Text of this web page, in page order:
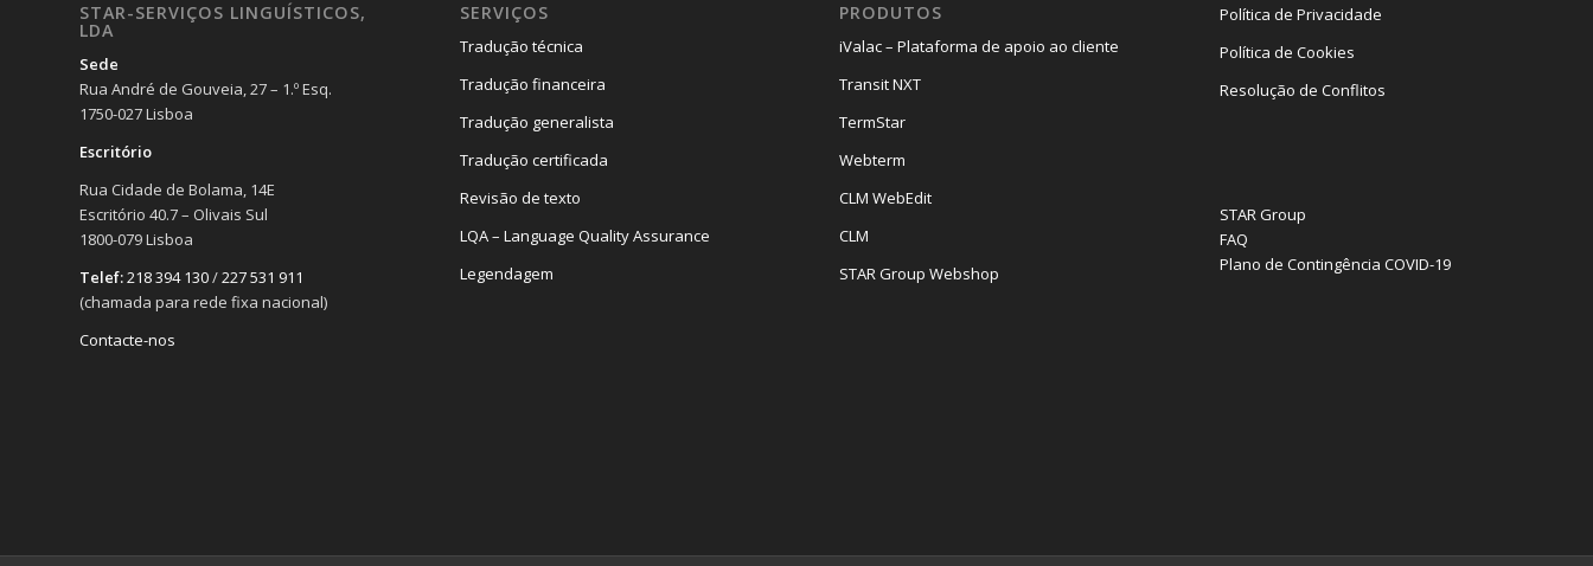
STAR-SERVIÇOS LINGUÍSTICOS,
LDA
Sede
Rua André de Gouveia, 27 – 1.º Esq.
1750-027 Lisboa
Escritório
Rua Cidade de Bolama, 14E
Escritório 40.7 – Olivais Sul
1800-079 Lisboa
Telef:218 394 130/227 531 911
(chamada para rede fixa nacional)
Contacte-nos
SERVIÇOS
Tradução técnica
Tradução financeira
Tradução generalista
Tradução certificada
Revisão de texto
LQA – Language Quality Assurance
Legendagem
PRODUTOS
iValac – Plataforma de apoio ao cliente
Transit NXT
TermStar
Webterm
CLM WebEdit
CLM
STAR Group Webshop
Política de Privacidade
Política de Cookies
Resolução de Conflitos
STAR Group
FAQ
Plano de Contingência COVID-19